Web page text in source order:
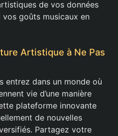
de vos données
goûts musicaux en
Artistique à Ne Pas
entrez dans un monde où
vie d’une manière
plateforme innovante
de nouvelles
Partagez votre